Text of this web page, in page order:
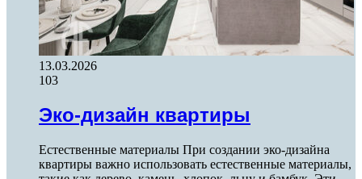
13.03.2026
103
Эко-дизайн квартиры
Естественные материалы При создании эко-дизайна
квартиры важно использовать естественные материалы,